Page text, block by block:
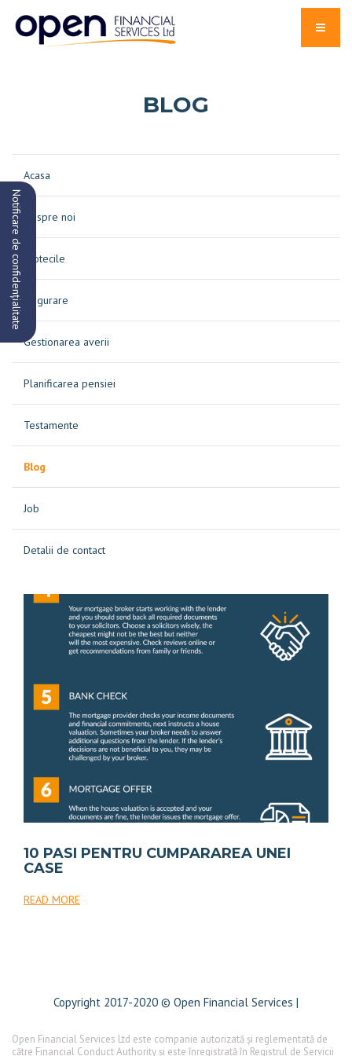
Notificare de confidențialitate
BLOG
Acasa
Despre noi
Ipotecile
Asigurare
Gestionarea averii
Planificarea pensiei
Testamente
Blog
Job
Detalii de contact
10 PASI PENTRU CUMPARAREA UNEI
CASE
READ MORE
Copyright 2017-2020 © Open Financial Services |
Open Financial Services Ltd este companie autorizată și reglementată de
către Financial Conduct Authority și este înregistrată în Registrul de Servicii